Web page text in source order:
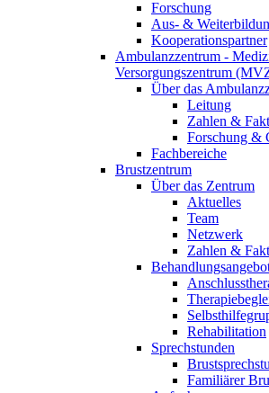
Forschung
Aus- &
Kooperationspartner
Ambulanzzentrum -
Versorgungszentrum
Über das
Leitung
Zahlen &
Forschung &
Fachbereiche
Brustzentrum
Über das Zentrum
Aktuelles
Team
Netzwerk
Zahlen &
Rehabilitation
Sprechstunden
Familiärer